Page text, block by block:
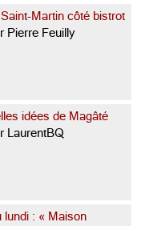
Martin côté bistrot
Pierre Feuilly
idées de Magâté
LaurentBQ
lundi : « Maison